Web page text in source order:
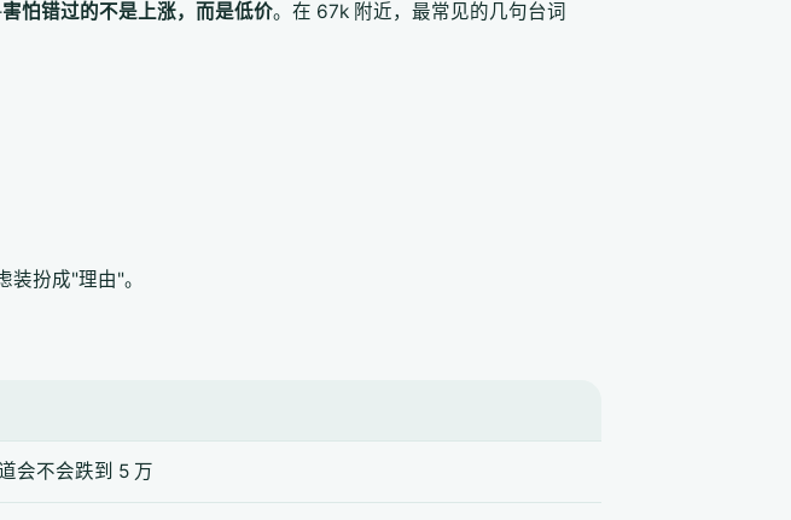
害怕错过的不是上涨，而是低价。在 67k 附近，最常见的几句台词
扮成"理由"。
会不会跌到 5 万